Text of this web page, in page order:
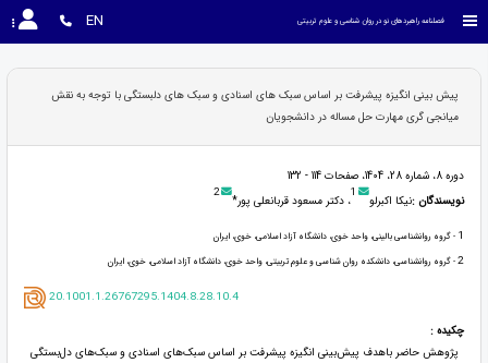
فصلنامه راهبردهای نو در روان شناسی و علوم تربیتی EN
پیش بینی انگیزه پیشرفت بر اساس سبک های اسنادی و سبک های دلبستگی با توجه به نقش
میانجی گری مهارت حل مساله در دانشجویان
دوره 8، شماره 28، 1404، صفحات 114 - 132
نویسندگان :نیکا اکبرلو 1، دکتر مسعود قربانعلی پور* 2
1 - گروه روانشناسی بالینی، واحد خوی، دانشگاه آزاد اسلامی، خوی، ایران
2- گروه روانشناسی، دانشکده روان شناسی و علوم تربیتی، واحد خوی، دانشگاه آزاد اسلامی، خوی، ایران
20.1001.1.26767295.1404.8.28.10.4
چکیده :
پژوهش حاضر باهدف پیش‌بینی انگیزه پیشرفت بر اساس سبک‌های اسنادی و سبک‌های دل‌بستگی